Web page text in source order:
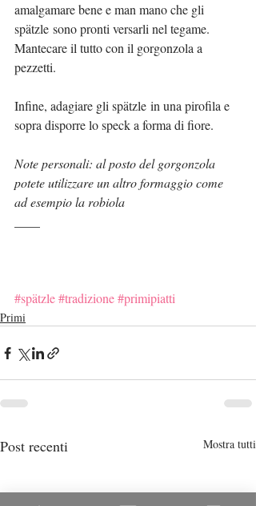
amalgamare bene e man mano che gli
spätzle sono pronti versarli nel tegame.
Mantecare il tutto con il gorgonzola a
pezzetti.
Infine, adagiare gli spätzle in una pirofila e
sopra disporre lo speck a forma di fiore.
Note personali: al posto del gorgonzola
potete utilizzare un altro formaggio come
ad esempio la robiola
#spätzle#tradizione#primipiatti
Primi
Post recenti Mostra tutti